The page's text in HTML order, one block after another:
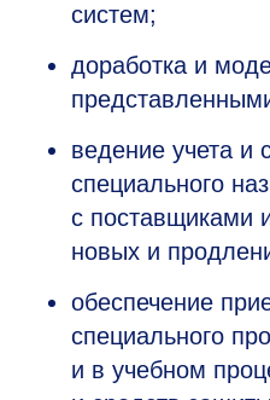
систем;
доработка и
ведение учета и
специального
с поставщиками
новых и
обеспечение
специального
и в учебном